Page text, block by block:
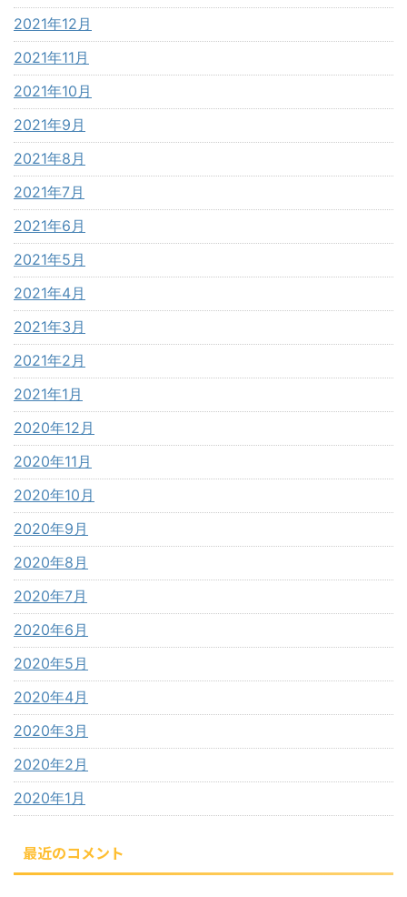
2021年12月
2021年11月
2021年10月
2021年9月
2021年8月
2021年7月
2021年6月
2021年5月
2021年4月
2021年3月
2021年2月
2021年1月
2020年12月
2020年11月
2020年10月
2020年9月
2020年8月
2020年7月
2020年6月
2020年5月
2020年4月
2020年3月
2020年2月
2020年1月
最近のコメント